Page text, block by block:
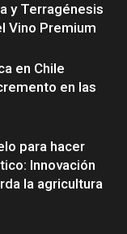
y Terragénesis
Vino Premium
en Chile
en las
para hacer
Innovación
la agricultura